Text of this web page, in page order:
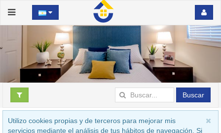
Buscar
Utilizo cookies propias y de terceros para mejorar mis
servicios mediante el análisis de tus hábitos de navegación. Si